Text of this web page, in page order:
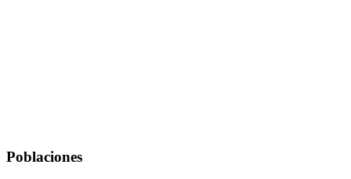
Poblaciones